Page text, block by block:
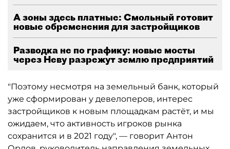
А зоны здесь платные: Смольный готовит
новые обременения для застройщиков
Разводка не по графику: новые мосты
через Неву разрежут землю предприятий
"Поэтому несмотря на земельный банк, который
уже сформирован у девелоперов, интерес
застройщиков к новым площадкам растёт, и мы
ожидаем, что активность игроков рынка
сохранится и в 2021 году", — говорит Антон